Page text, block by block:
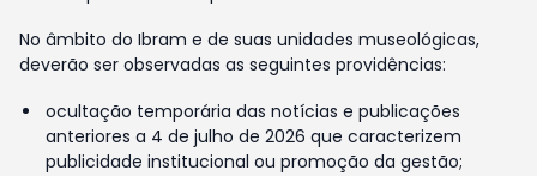
No âmbito do Ibram e de suas unidades museológicas,
deverão ser observadas as seguintes providências:
ocultação temporária das notícias e publicações
anteriores a 4 de julho de 2026 que caracterizem
publicidade institucional ou promoção da gestão;